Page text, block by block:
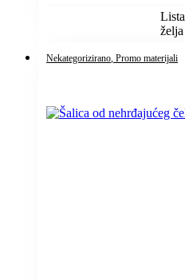
Lista
želja
Nekategorizirano , Promo materijali